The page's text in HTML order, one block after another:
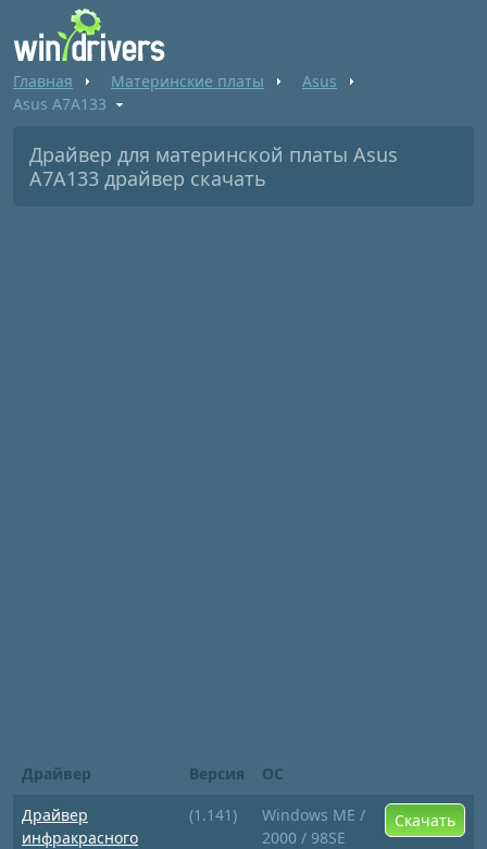
Главная Материнские платы
Asus
Asus A7A133
Драйвер для материнской платы Asus
A7A133 драйвер скачать
Драйвер Версия
ОС
Драйвер
инфракрасного
(1.141)
Windows ME /
2000 / 98SE
Скачать